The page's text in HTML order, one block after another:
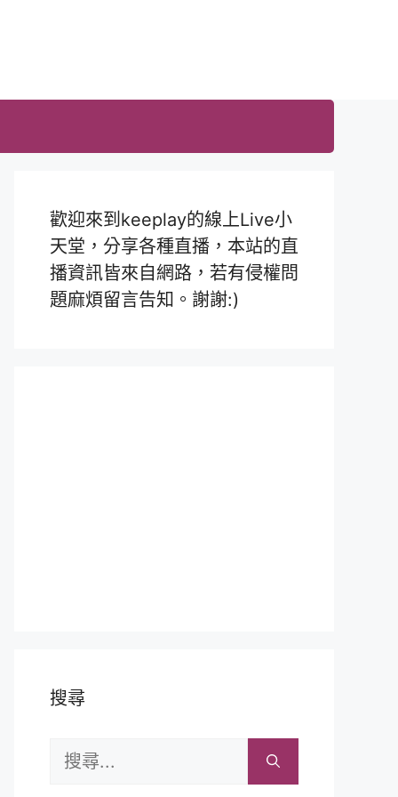
歡迎來到keeplay的線上Live小
天堂，分享各種直播，本站的直
播資訊皆來自網路，若有侵權問
題麻煩留言告知。謝謝:)
搜尋
搜